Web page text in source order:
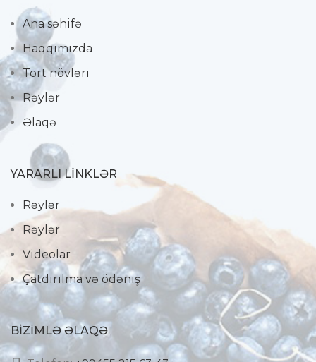
Ana səhifə
Haqqımızda
Tort növləri
Rəylər
Əlaqə
YARARLI LİNKLƏR
Rəylər
Rəylər
Videolar
Çatdırılma və ödəniş
BIZIMLƏ ƏLAQƏ